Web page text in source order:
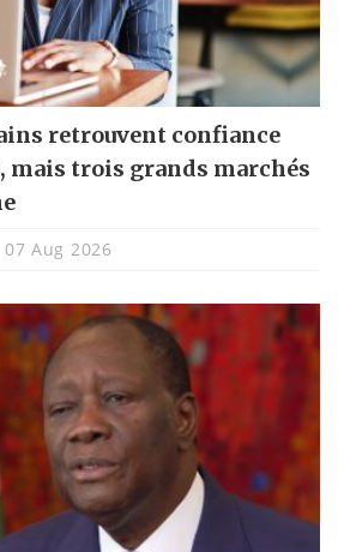
retrouvent confiance
mais trois grands marchés
07 Aug 2026